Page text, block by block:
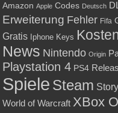
Amazon Apple Codes Deutsch
Erweiterung Fehler Fifa
Gratis Iphone Keys
News Nintendo Origin
Playstation 4 PS4
Spiele Steam Story
World of Warcraft XBox